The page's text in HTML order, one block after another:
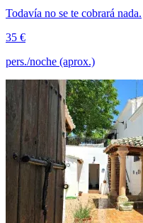
Todavía no se te cobrará nada.
35 €
pers./noche (aprox.)